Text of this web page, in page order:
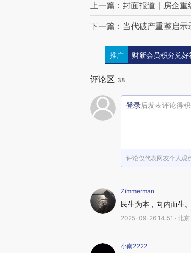
上一篇：封面报道｜房企重
下一篇：当代破产重整启示
推广 财新会员积分兑好
评论区 38
登录后发表评论得
评论仅代表网友个人观
Zimmerman
民生为本，向内而生。
2025-09-26 14:51 · 北京
小南2222